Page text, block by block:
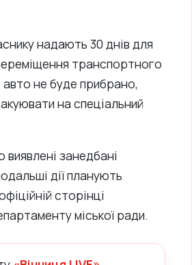
надають 30 днів для
транспортного
не буде прибрано,
на спеціальний
занедбані
дії планують
сторінці
міської ради.